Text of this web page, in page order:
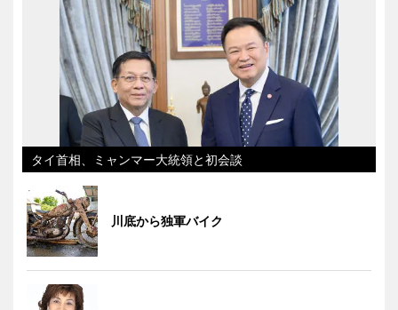
タイ首相、ミャンマー大統領と初会談
川底から独軍バイク